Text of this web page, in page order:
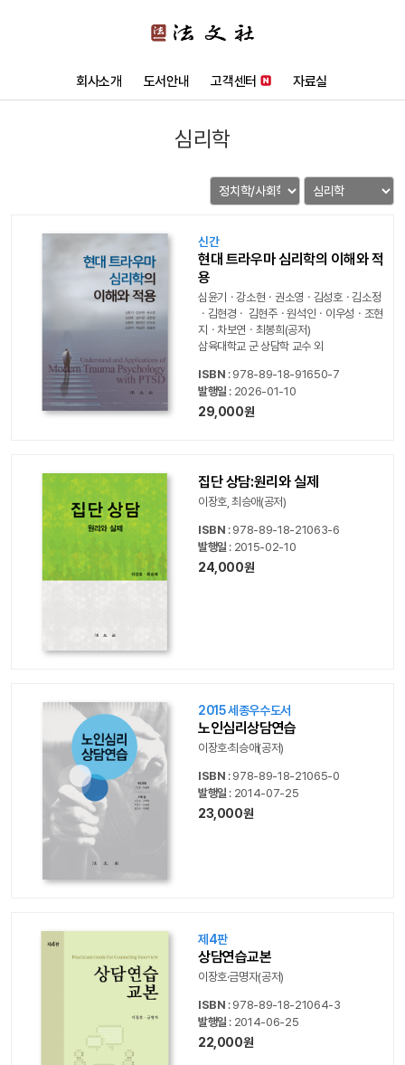
회사소개 도서안내 고객센터 자료실
심리학
신간
현대 트라우마 심리학의 이해와 적
용
심윤기ㆍ강소현ㆍ권소영ㆍ김성호ㆍ김소정
ㆍ김현경ㆍ 김현주ㆍ원석인ㆍ이우성ㆍ조현
지ㆍ차보연ㆍ최봉희(공저)
삼육대학교 군 상담학 교수 외
ISBN : 978-89-18-91650-7
발행일 : 2026-01-10
29,000원
집단 상담:원리와 실제
이장호, 최승애(공저)
ISBN : 978-89-18-21063-6
발행일 : 2015-02-10
24,000원
2015 세종우수도서
노인심리상담연습
이장호·최승애(공저)
ISBN : 978-89-18-21065-0
발행일 : 2014-07-25
23,000원
제4판
상담연습교본
이장호·금명자(공저)
ISBN : 978-89-18-21064-3
발행일 : 2014-06-25
22,000원